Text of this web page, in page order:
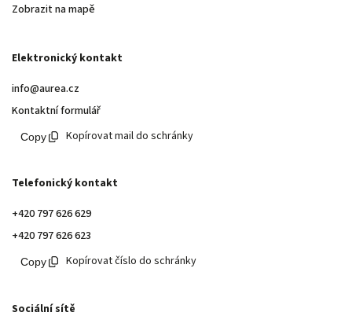
Zobrazit na mapě
Elektronický kontakt
info@aurea.cz
Kontaktní formulář
Kopírovat mail do schránky
Telefonický kontakt
+420 797 626 629
+420 797 626 623
Kopírovat číslo do schránky
Sociální sítě